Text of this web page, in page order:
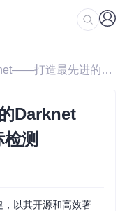
/ 推荐使用：AlexeyAB的Darknet——打造最先进的目标检测
Darknet
测
以其开源和高效著